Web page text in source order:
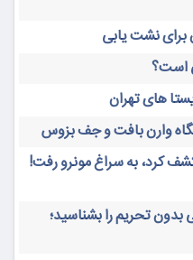
برای نشت یابی
است؟
های تهران
وارن بافت و جف بزوس
کرد، به سراغ مونرو رفت!
بدون تحریم را بشناسید؛